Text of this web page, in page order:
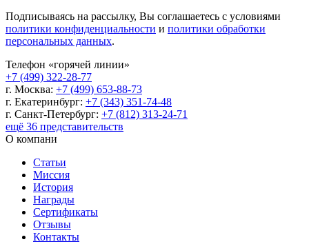
Подписываясь на рассылку, Вы соглашаетесь с условиями
политики конфиденциальности и политики обработки
персональных данных.
Телефон «горячей линии»
+7 (499) 322-28-77
г. Москва: +7 (499) 653-88-73
г. Екатеринбург: +7 (343) 351-74-48
г. Санкт-Петербург: +7 (812) 313-24-71
ещё 36 представительств
О компани
Статьи
Миссия
История
Награды
Сертификаты
Отзывы
Контакты